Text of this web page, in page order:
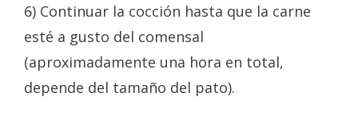
6) Continuar la cocción hasta que la carne
esté a gusto del comensal
(aproximadamente una hora en total,
depende del tamaño del pato).